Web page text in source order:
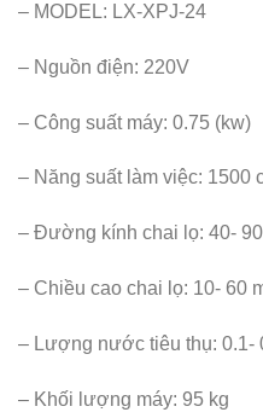
– MODEL: LX-XPJ-24
– Nguồn điện: 220V
– Công suất máy: 0.75 (kw)
– Năng suất làm việc: 1500
– Đường kính chai lọ: 40-
– Chiều cao chai lọ: 10- 60
– Lượng nước tiêu thụ: 0.1-
– Khối lượng máy: 95 kg